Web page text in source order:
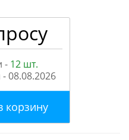
- 12 шт.
-08.08.2026
корзину